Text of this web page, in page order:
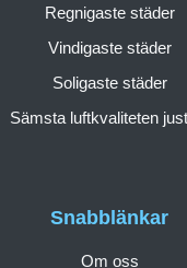
Snabblänkar
Om oss
Regnigaste städer
Vindigaste städer
Soligaste städer
Sämsta luftkvaliteten